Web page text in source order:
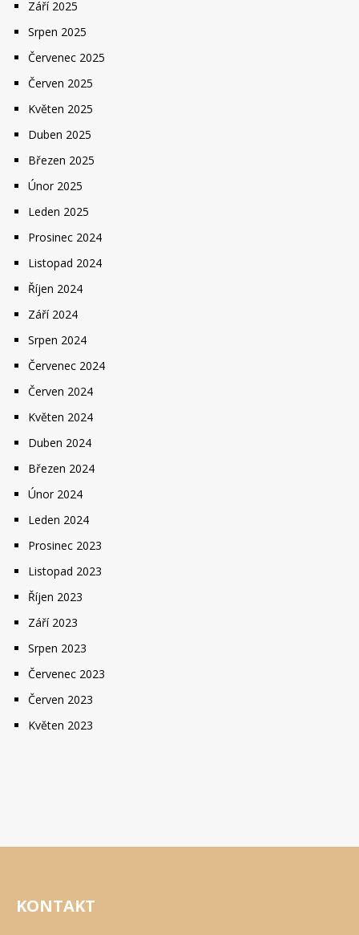
Září 2025
Srpen 2025
Červenec 2025
Červen 2025
Květen 2025
Duben 2025
Březen 2025
Únor 2025
Leden 2025
Prosinec 2024
Listopad 2024
Říjen 2024
Září 2024
Srpen 2024
Červenec 2024
Červen 2024
Květen 2024
Duben 2024
Březen 2024
Únor 2024
Leden 2024
Prosinec 2023
Listopad 2023
Říjen 2023
Září 2023
Srpen 2023
Červenec 2023
Červen 2023
Květen 2023
KONTAKT